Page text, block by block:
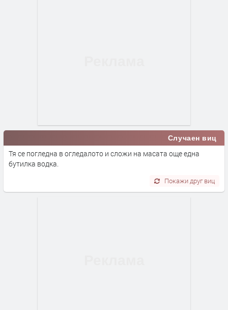
Случаен виц
Тя се погледна в огледалото и сложи на масата още една
бутилка водка.
Покажи друг виц